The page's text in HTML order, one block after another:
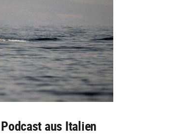
aus Italien